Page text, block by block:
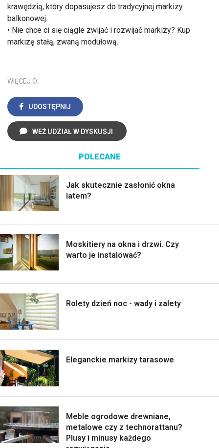
krawędzią, który dopasujesz do tradycyjnej markizy
balkonowej.
• Nie chce ci się ciągle zwijać i rozwijać markizy? Kup
markizę stałą, zwaną modułową.
WIĘCEJ O:
UDOSTĘPNIJ
WEŹ UDZIAŁ W DYSKUSJI
POLECANE
Jak skutecznie zasłonić okna
latem?
Moskitiery na okna i drzwi. Czy
warto je instalować?
Rolety dzień noc - wady i zalety
Eleganckie markizy tarasowe
Meble ogrodowe drewniane,
metalowe czy z technorattanu?
Plusy i minusy każdego